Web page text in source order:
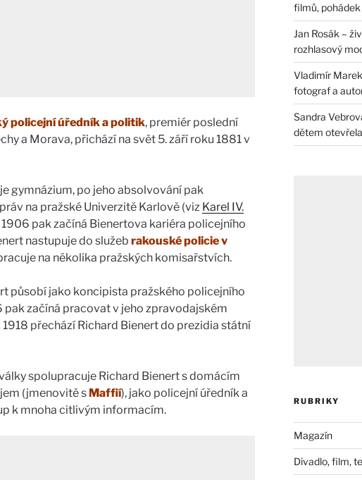
policejní úředník a politik, premiér poslední
a Morava, přichází na svět 5. září roku 1881 v
gymnázium, po jeho absolvování pak
na pražské Univerzitě Karlově (viz Karel IV.
1906 pak začíná Bienertova kariéra policejního
nastupuje do služeb rakouské policie v
na několika pražských komisařstvích.
působí jako koncipista pražského policejního
pak začíná pracovat v jeho zpravodajském
přechází Richard Bienert do prezidia státní
spolupracuje Richard Bienert s domácím
(jmenovitě s Maffií), jako policejní úředník a
k mnoha citlivým informacím.
filmů, pohádek
Jan Rosák –
rozhlasový
Vladimír
fotograf a
Sandra
dětem
RUBRIKY
Magazín
Divadlo, film,